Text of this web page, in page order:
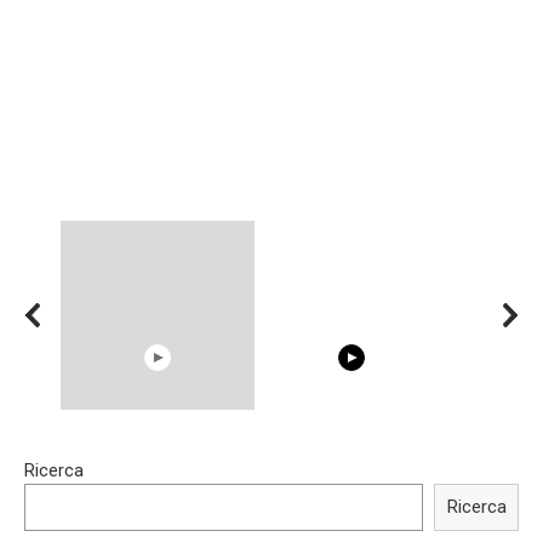
Shocking illusion - Pretty
Trying BOLLYWOOD
Ricerca
Ricerca